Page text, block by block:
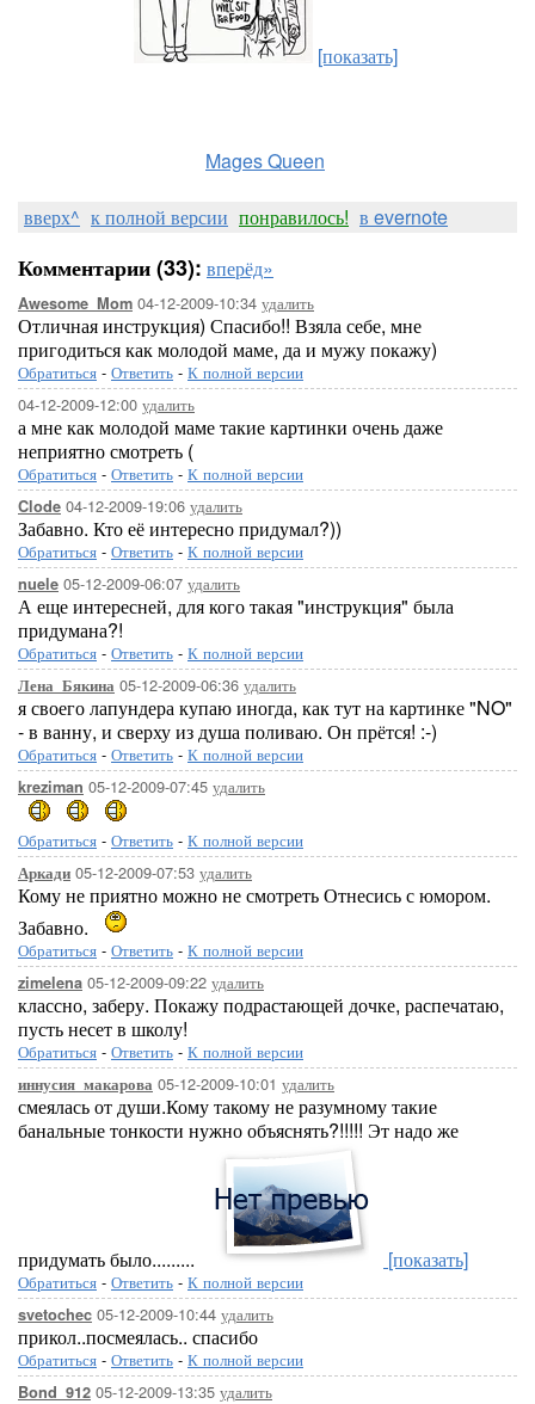
[показать]
Mages Queen
вверх^ к полной версии понравилось! в evernote
Комментарии (33): вперёд»
Awesome_Mom 04-12-2009-10:34 удалить
Отличная инструкция) Спасибо!! Взяла себе, мне
пригодиться как молодой маме, да и мужу покажу)
Обратиться - Ответить - К полной версии
04-12-2009-12:00 удалить
а мне как молодой маме такие картинки очень даже
неприятно смотреть (
Обратиться - Ответить - К полной версии
Clode 04-12-2009-19:06 удалить
Забавно. Кто её интересно придумал?))
Обратиться - Ответить - К полной версии
nuele 05-12-2009-06:07 удалить
А еще интересней, для кого такая "инструкция" была
придумана?!
Обратиться - Ответить - К полной версии
Лена_Бякина 05-12-2009-06:36 удалить
я своего лапундера купаю иногда, как тут на картинке "NO"
- в ванну, и сверху из душа поливаю. Он прётся! :-)
Обратиться - Ответить - К полной версии
kreziman 05-12-2009-07:45 удалить
Обратиться - Ответить - К полной версии
Аркади 05-12-2009-07:53 удалить
Кому не приятно можно не смотреть Отнесись с юмором.
Забавно.
Обратиться - Ответить - К полной версии
zimelena 05-12-2009-09:22 удалить
классно, заберу. Покажу подрастающей дочке, распечатаю,
пусть несет в школу!
Обратиться - Ответить - К полной версии
иннусия_макарова 05-12-2009-10:01 удалить
смеялась от души.Кому такому не разумному такие
банальные тонкости нужно объяснять?!!!!! Эт надо же
придумать было......... [показать]
Обратиться - Ответить - К полной версии
svetochec 05-12-2009-10:44 удалить
прикол..посмеялась.. спасибо
Обратиться - Ответить - К полной версии
Bond_912 05-12-2009-13:35 удалить